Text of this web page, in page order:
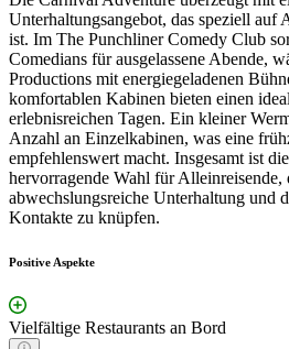
Unterhaltungsangebot, das speziell auf
ist. Im The Punchliner Comedy Club
Comedians für ausgelassene Abende,
Productions mit energiegeladenen
komfortablen Kabinen bieten einen
erlebnisreichen Tagen. Ein kleiner
Anzahl an Einzelkabinen, was eine
empfehlenswert macht. Insgesamt ist
hervorragende Wahl für Alleinreisende,
abwechslungsreiche Unterhaltung und
Kontakte zu knüpfen.
Positive Aspekte
Vielfältige Restaurants an Bord